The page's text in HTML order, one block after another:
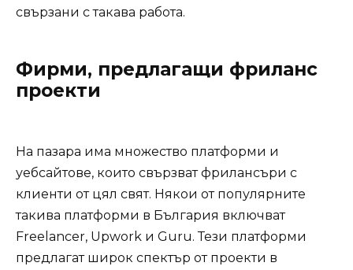
свързани с такава работа.
Фирми, предлагащи фриланс
проекти
На пазара има множество платформи и
уебсайтове, които свързват фрилансъри с
клиенти от цял свят. Някои от популярните
такива платформи в България включват
Freelancer, Upwork и Guru. Тези платформи
предлагат широк спектър от проекти в